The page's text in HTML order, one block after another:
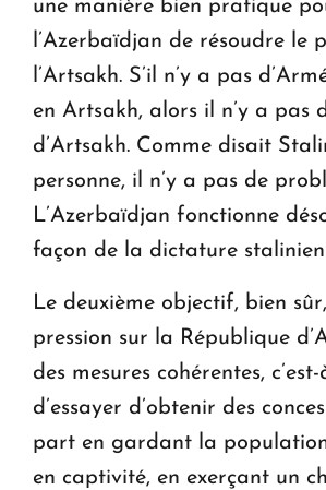
une manière bien pratique
l’Azerbaïdjan de résoudre le
l’Artsakh. S’il n’y a pas
en Artsakh, alors il n’y a pas
d’Artsakh. Comme disait
personne, il n’y a pas de
L’Azerbaïdjan fonctionne
façon de la dictature
Le deuxième objectif, bien
pression sur la République
des mesures cohérentes,
d’essayer d’obtenir des
part en gardant la
en captivité, en exerçant un